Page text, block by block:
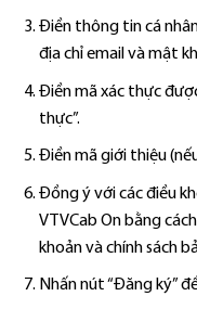
Điền thông tin cá
địa chỉ email và mật
Điền mã xác thực
thực”.
Điền mã giới thiệu
Đồng ý với các điều
VTVCab On bằng
khoản và chính sách
Nhấn nút “Đăng ký”